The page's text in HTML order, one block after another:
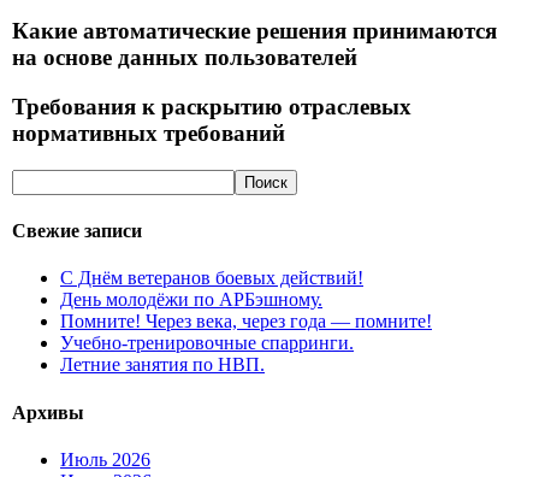
Какие автоматические решения принимаются
на основе данных пользователей
Требования к раскрытию отраслевых
нормативных требований
Свежие записи
С Днём ветеранов боевых действий!
День молодёжи по АРБэшному.
Помните! Через века, через года — помните!
Учебно-тренировочные спарринги.
Летние занятия по НВП.
Архивы
Июль 2026